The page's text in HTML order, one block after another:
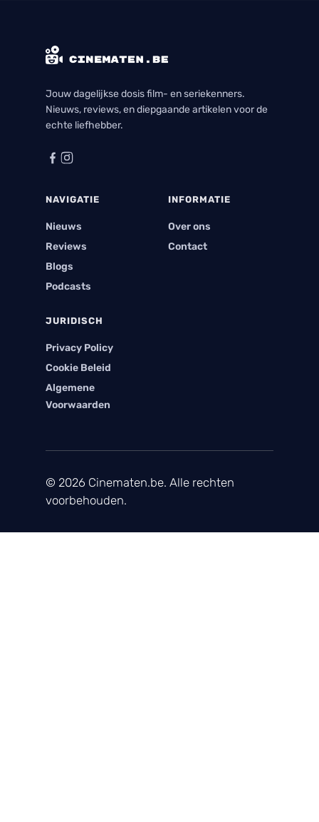
Jouw dagelijkse dosis film- en seriekenners.
Nieuws, reviews, en diepgaande artikelen voor de
echte liefhebber.
NAVIGATIE
Nieuws
Reviews
Blogs
Podcasts
INFORMATIE
Over ons
Contact
JURIDISCH
Privacy Policy
Cookie Beleid
Algemene
Voorwaarden
© 2026 Cinematen.be. Alle rechten
voorbehouden.